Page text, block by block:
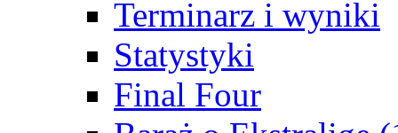
Terminarz i wyniki
Statystyki
Final Four